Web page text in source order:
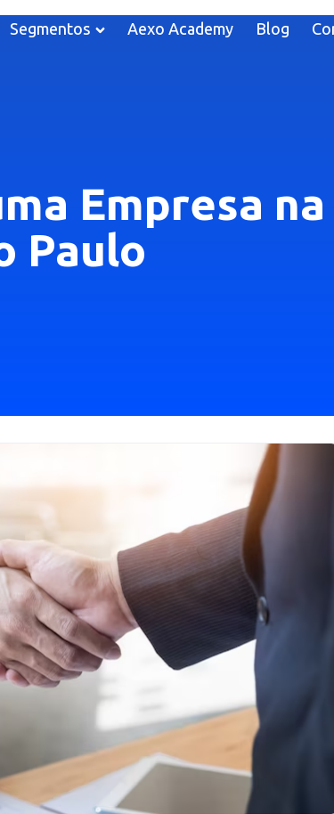
Segmentos Aexo Academy Blog
Empresa
Paulo